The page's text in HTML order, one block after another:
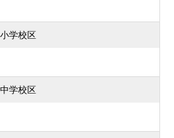
小学校区
中学校区